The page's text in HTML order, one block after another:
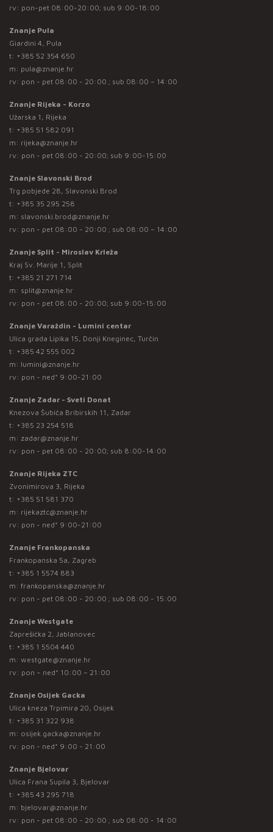
rv: pon-pet 08:00-20:00; sub 9:00-18:00
Znanje Pula
Giardini 4, Pula
t: +385 52 354 650
m: pula@znanje.hr
rv: pon - pet 08:00 - 20:00 ; sub 08:00 – 14:00
Znanje Rijeka - Korzo
Užarska 1, Rijeka
t: +385 51 582 091
m: rijeka@znanje.hr
rv: pon - pet 08:00 - 20:00; sub 9:00-15:00
Znanje Slavonski Brod
Trg pobjede 28, Slavonski Brod
t: +385 35 295 258
m: slavonski.brod@znanje.hr
rv: pon - pet 08:00 - 20:00 ; sub 08:00 – 14:00
Znanje Split - Miroslav Krleža
Kraj Sv. Marije 1, Split
t: +385 21 271 714
m: split@znanje.hr
rv: pon - pet 08:00 - 20:00; sub 9:00-15:00
Znanje Varaždin - Lumini centar
Ulica grada Lipika 15, Donji Kneginec, Turčin
t: +385 42 555 002
m: lumini@znanje.hr
rv: pon - ned* 9:00-21:00
Znanje Zadar - Sveti Donat
Knezova Šubića Bribirskih 11, Zadar
t: +385 23 254 518
m: zadar@znanje.hr
rv: pon - pet 08:00 - 20:00; sub 8:00-14:00
Znanje Rijeka ZTC
Zvonimirova 3, Rijeka
t: +385 51 581 370
m: rijekaztc@znanje.hr
rv: pon - ned* 9:00-21:00
Znanje Frankopanska
Frankopanska 5a, Zagreb
t: +385 1 5574 883
m: frankopanska@znanje.hr
rv: pon - pet 08:00 - 20:00 ; sub 08:00 - 15:00
Znanje Westgate
Zaprešićka 2, Jablanovec
t: +385 1 5504 440
m: westgate@znanje.hr
rv: pon – ned* 10:00 – 21:00
Znanje Osijek Gacka
Ulica kneza Trpimira 20, Osijek
t: +385 31 322 938
m: osijek.gacka@znanje.hr
rv: pon - ned* 9:00 - 21:00
Znanje Bjelovar
Ulica Frana Supila 3, Bjelovar
t: +385 43 295 718
m: bjelovar@znanje.hr
rv: pon - pet 08:00 - 20:00 ; sub 08:00 - 14:00